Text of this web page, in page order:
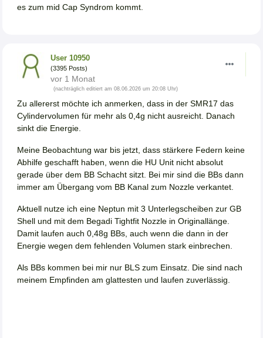
es zum mid Cap Syndrom kommt.
User 10950
(3395 Posts)
vor 1 Monat
(nachträglich editiert am 08.06.2026 um 20:08 Uhr)
Zu allererst möchte ich anmerken, dass in der SMR17 das
Cylindervolumen für mehr als 0,4g nicht ausreicht. Danach
sinkt die Energie.
Meine Beobachtung war bis jetzt, dass stärkere Federn keine
Abhilfe geschafft haben, wenn die HU Unit nicht absolut
gerade über dem BB Schacht sitzt. Bei mir sind die BBs dann
immer am Übergang vom BB Kanal zum Nozzle verkantet.
Aktuell nutze ich eine Neptun mit 3 Unterlegscheiben zur GB
Shell und mit dem Begadi Tightfit Nozzle in Originallänge.
Damit laufen auch 0,48g BBs, auch wenn die dann in der
Energie wegen dem fehlenden Volumen stark einbrechen.
Als BBs kommen bei mir nur BLS zum Einsatz. Die sind nach
meinem Empfinden am glattesten und laufen zuverlässig.